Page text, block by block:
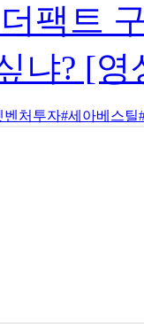
팩트
냐? [
벤처투자#세아베스틸